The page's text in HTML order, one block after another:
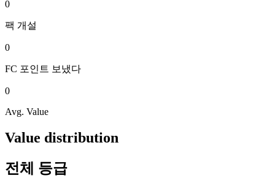
0
팩 개설
0
FC 포인트 보냈다
0
Avg. Value
Value distribution
전체 등급